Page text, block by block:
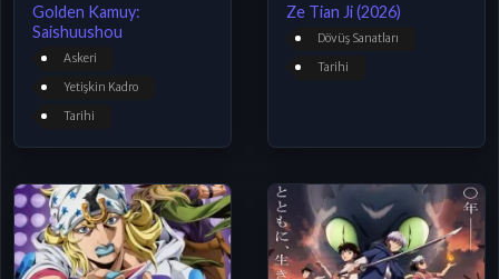
Golden Kamuy:
Saishuushou
Askeri
Yetişkin Kadro
Tarihi
Ze Tian Ji (2026)
Dövüş Sanatları
Tarihi